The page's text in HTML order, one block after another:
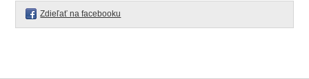
Zdieľať na facebooku